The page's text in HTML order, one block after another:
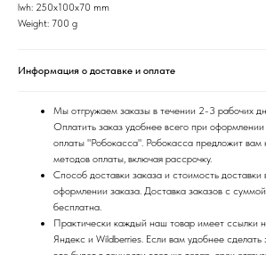
lwh: 250x100x70 mm
Weight: 700 g
Информация о доставке и оплате
Мы отгружаем заказы в течении 2-3 рабочих
Оплатить заказ удобнее всего при
оплаты "Робокасса". Робокасса предложит вам
методов оплаты, включая рассрочку.
Способ доставки заказа и стоимость
оформлении заказа. Доставка заказов с
бесплатна.
Практически каждый наш товар имеет
Яндекс и Wildberries. Если вам удобнее сделать